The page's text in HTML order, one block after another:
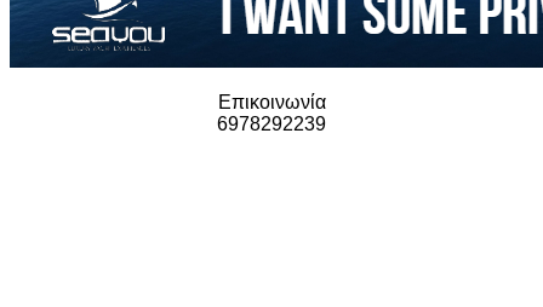
Επικοινωνία
6978292239